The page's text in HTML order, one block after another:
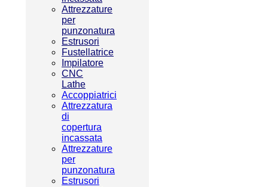
Attrezzature
per
punzonatura
Estrusori
Fustellatrice
Impilatore
CNC
Lathe
Accoppiatrici
Attrezzatura
di
copertura
incassata
Attrezzature
per
punzonatura
Estrusori